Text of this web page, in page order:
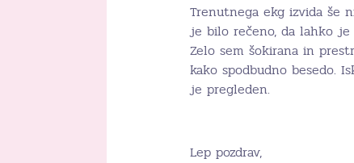
Trenutnega ekg izvida še
je bilo rečeno, da lahko je
Zelo sem šokirana in
kako spodbudno besedo.
je pregleden.
Lep pozdrav,